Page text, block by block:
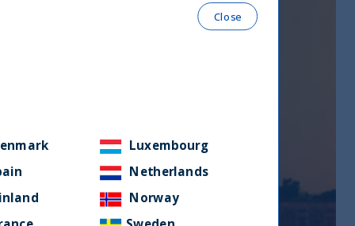
Close
Luxembourg
Netherlands
Norway